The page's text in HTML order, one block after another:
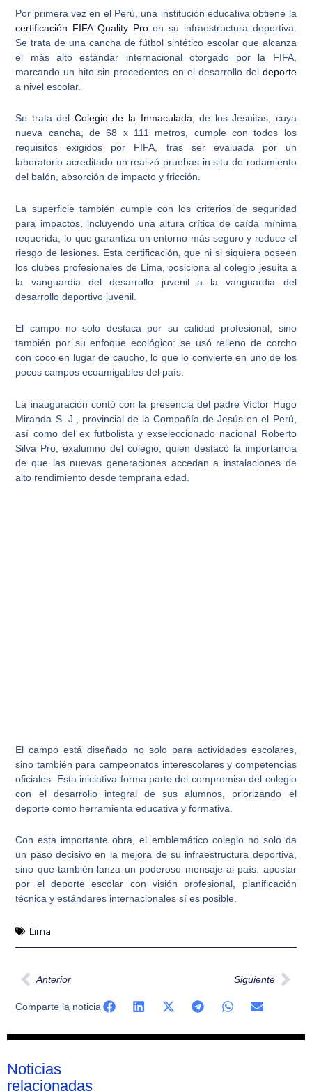
Por primera vez en el Perú, una institución educativa obtiene la
certificación FIFA Quality Proen su infraestructura deportiva.
Se trata de una cancha de fútbol sintético escolar que alcanza
el más alto estándar internacional otorgado por la FIFA,
marcando un hito sin precedentes en el desarrollo del deporte
a nivel escolar.
Se trata del Colegio de la Inmaculada , de los Jesuitas, cuya
nueva cancha, de 68 x 111 metros , cumple con todos los
requisitos exigidos por FIFA, tras ser evaluada por un
laboratorio acreditado un realizó pruebas in situ de rodamiento
del balón , absorción de impacto y fricción.
La superficie también cumple con los criterios de seguridad
para impactos, incluyendo una altura crítica de caída mínima
requerida, lo que garantiza un entorno más seguro y reduce el
riesgo de lesiones. Esta certificación, que ni si siquiera poseen
los clubes profesionales de Lima, posiciona al colegio jesuita a
la vanguardia del desarrollo juvenil a la vanguardia del
desarrollo deportivo juvenil.
El campo no solo destaca por su calidad profesional, sino
también por suenfoque ecológico: se usó relleno de corcho
con coco en lugar de caucho, lo que lo convierte en uno de los
pocos campos ecoamigables del país
La inauguración contó con la presencia del padreVíctor Hugo
Miranda S. J., provincial de la Compañía de Jesús en el Perú
así como del ex futbolista y exseleccionado nacional Roberto
Silva Pro, exalumno del colegio , quien destacó la importancia
de que las nuevas generaciones accedan a instalaciones de
alto rendimiento desde temprana edad.
El campo está diseñado no solo para actividades escolares,
sino también para campeonatos interescolares y competencias
oficiales . Esta iniciativa forma parte del compromiso del colegio
con el desarrollo integral de sus alumnos, priorizando el
deporte como herramienta educativa y formativa.
Con esta importante obra, el emblemático colegio no solo da
un paso decisivo en la mejora de su infraestructura deportiva
sino que también lanza un poderoso mensaje al país: apostar
por el deporte escolar con visión profesional, planificación
técnica y estándares internacionales sí es posible.
Lima
Ant
Anterior Siguiente
Comparte la noticia
Noticias
relacionadas